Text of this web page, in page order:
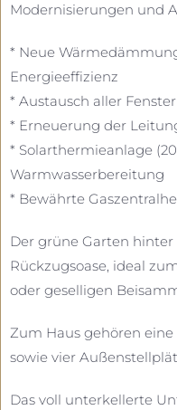
Modernisierungen und
* Neue
Energieeffizienz
* Austausch aller Fenster
* Erneuerung der
* Solarthermieanlage
Warmwasserbereitung
* Bewährte
Der grüne Garten
Rückzugsoase, ideal
oder geselligen
Zum Haus gehören eine
sowie vier
Das voll unterkellerte